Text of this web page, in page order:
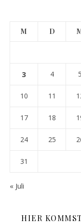
M D
3 4 5
10 11
17 18
24 25
31
« Juli
HIER